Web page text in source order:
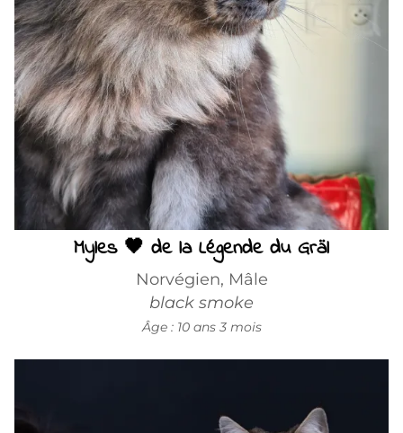
Myles 🖤 de la Légende du Gräl
Norvégien, Mâle
black smoke
Âge : 10 ans 3 mois